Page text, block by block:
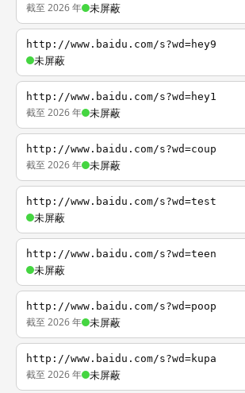
截至 2026 年 未屏蔽
http://www.baidu.com/s?wd=hey9
未屏蔽
http://www.baidu.com/s?wd=hey1
截至 2026 年 未屏蔽
http://www.baidu.com/s?wd=coup
截至 2026 年 未屏蔽
http://www.baidu.com/s?wd=test
未屏蔽
http://www.baidu.com/s?wd=teen
未屏蔽
http://www.baidu.com/s?wd=poop
截至 2026 年 未屏蔽
http://www.baidu.com/s?wd=kupa
截至 2026 年 未屏蔽